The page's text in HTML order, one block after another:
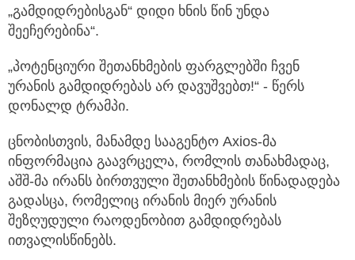
„გამდიდრებისგან“ დიდი ხნის წინ უნდა
შეეჩერებინა“.
„პოტენციური შეთანხმების ფარგლებში ჩვენ
ურანის გამდიდრებას არ დავუშვებთ!“ - წერს
დონალდ ტრამპი.
ცნობისთვის, მანამდე სააგენტო Axios-მა
ინფორმაცია გაავრცელა, რომლის თანახმადაც,
აშშ-მა ირანს ბირთვული შეთანხმების წინადადება
გადასცა, რომელიც ირანის მიერ ურანის
შეზღუდული რაოდენობით გამდიდრებას
ითვალისწინებს.